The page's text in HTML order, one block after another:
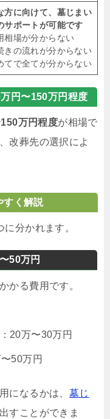
方に向けて、墓じまい
サポートが可能です
相場が分からない
きの流れが分からない
てで全てが分からない
円〜150万円程度
万円程度が相場で
改葬先の選択によ
すく解説
分かれます。
50万円
かる費用です。
20万〜30万円
50万円
になるかは、 墓じ
すことができま